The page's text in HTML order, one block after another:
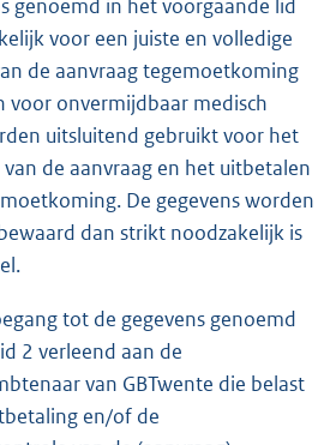
genoemd in het voorgaande lid
voor een juiste en volledige
de aanvraag tegemoetkoming
voor onvermijdbaar medisch
uitsluitend gebruikt voor het
de aanvraag en het uitbetalen
De gegevens worden
dan strikt noodzakelijk is
tot de gegevens genoemd
2 verleend aan de
van GBTwente die belast
en/of de